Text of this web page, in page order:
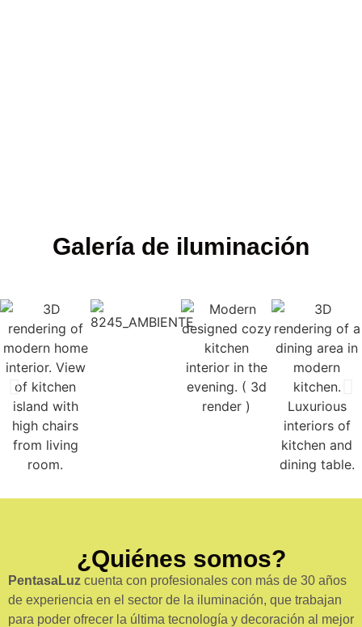
Galería de iluminación
¿Quiénes somos?
PentasaLuz cuenta con profesionales con más de 30 años
de experiencia en el sector de la iluminación, que trabajan
para poder ofrecer la última tecnología y decoración al mejor